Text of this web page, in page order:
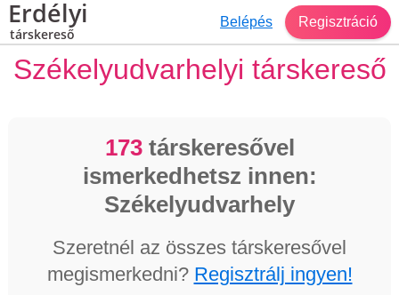
Erdélyi
társkereső
Belépés Regisztráció
Székelyudvarhelyi társkereső
173társkeresővel
ismerkedhetsz innen:
Székelyudvarhely
Szeretnél az összes társkeresővel
megismerkedni? Regisztrálj ingyen!